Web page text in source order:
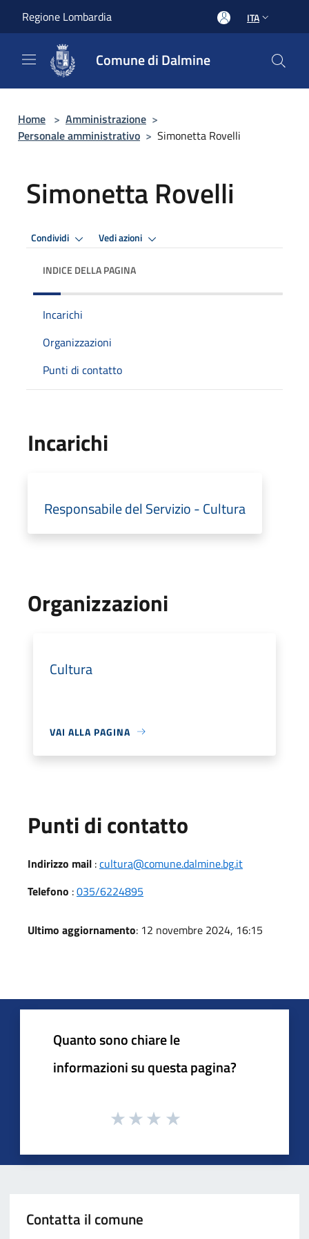
Regione Lombardia ITA
Comune di Dalmine
Home > Amministrazione >
Personale amministrativo > Simonetta Rovelli
Simonetta Rovelli
Condividi Vedi azioni
INDICE DELLA PAGINA
Incarichi
Organizzazioni
Punti di contatto
Incarichi
Responsabile del Servizio - Cultura
Organizzazioni
Cultura
VAI ALLA PAGINA
Punti di contatto
Indirizzo mail :cultura@comune.dalmine.bg.it
Telefono :035/6224895
Ultimo aggiornamento: 12 novembre 2024, 16:15
Quanto sono chiare le
informazioni su questa pagina?
Contatta il comune